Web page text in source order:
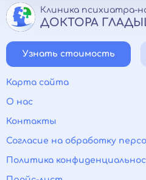
Клиника психиатра-
ДОКТОРА
Узнать стоимость
Карта сайта
О нас
Контакты
Согласие на обработку
Политика